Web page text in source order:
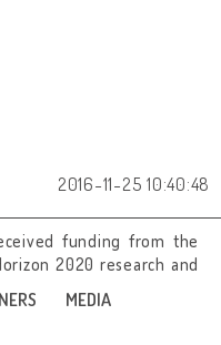
MEDIA
2016-11-25 10:40:48
funding from the
2020 research and
under grant